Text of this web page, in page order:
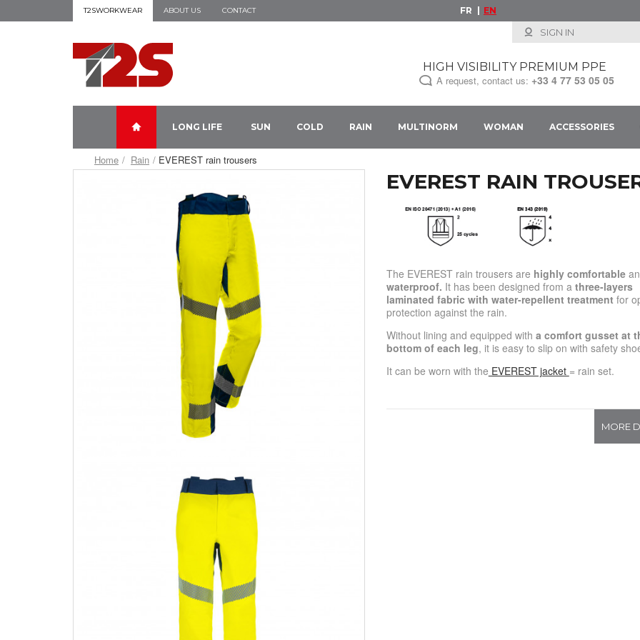
T2SWORKWEAR ABOUT US CONTACT FR EN
SIGN IN
HIGH VISIBILITY PREMIUM PPE
A request, contact us: +33 4 77 53 05 05
LONG LIFE SUN COLD RAIN MULTINORM WOMAN ACCESSORIES
Home Rain EVEREST rain trousers
EVEREST RAIN
The EVEREST rain trousers are highly comfortable
waterproof. It has been designed from a three-layers
laminated fabric with water-repellent treatmentfor
protection against the rain.
Without lining and equipped with a comfort gusset at
bottom of each leg, it is easy to slip on with safety
It can be worn with the EVEREST jacket = rain set.
MORE